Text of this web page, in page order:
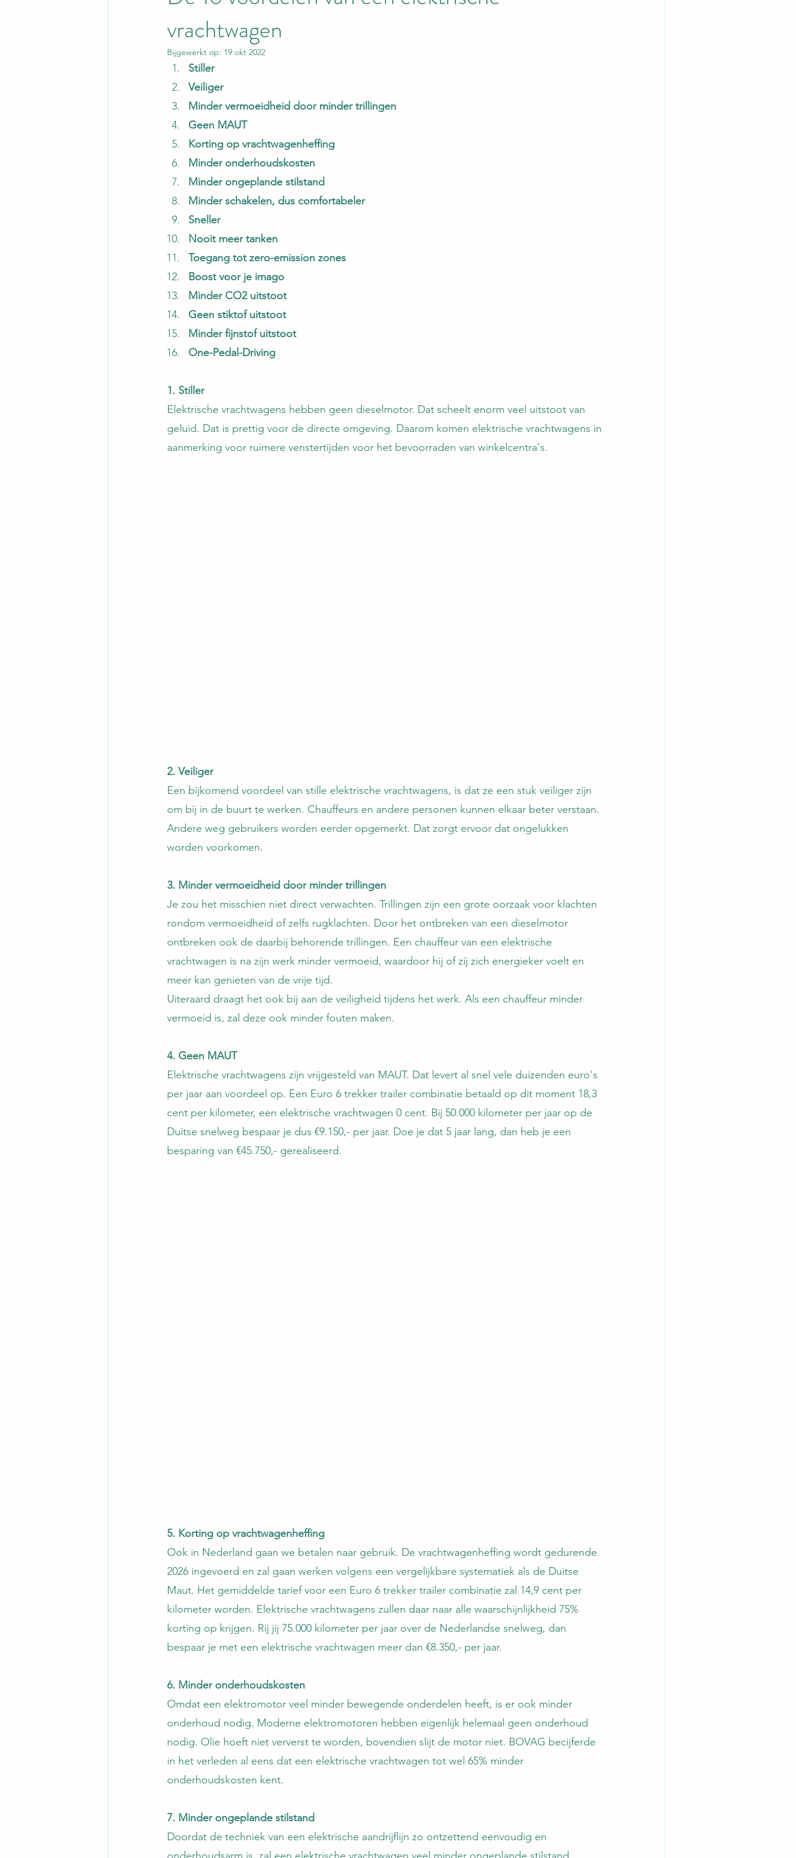
vrachtwagen
Bijgewerkt op: 19 okt 2022
Stiller
Veiliger
Minder vermoeidheid door minder trillingen
Geen MAUT
Korting op vrachtwagenheffing
Minder onderhoudskosten
Minder ongeplande stilstand
Minder schakelen, dus comfortabeler
Sneller
Nooit meer tanken
Toegang tot zero-emission zones
Boost voor je imago
Minder CO2 uitstoot
Geen stiktof uitstoot
Minder fijnstof uitstoot
One-Pedal-Driving
1. Stiller
Elektrische vrachtwagens hebben geen dieselmotor. Dat scheelt enorm veel uitstoot van
geluid. Dat is prettig voor de directe omgeving. Daarom komen elektrische vrachtwagens in
aanmerking voor ruimere venstertijden voor het bevoorraden van winkelcentra's.
2. Veiliger
Een bijkomend voordeel van stille elektrische vrachtwagens, is dat ze een stuk veiliger zijn
om bij in de buurt te werken. Chauffeurs en andere personen kunnen elkaar beter verstaan.
Andere weg gebruikers worden eerder opgemerkt. Dat zorgt ervoor dat ongelukken
worden voorkomen.
3. Minder vermoeidheid door minder trillingen
Je zou het misschien niet direct verwachten. Trillingen zijn een grote oorzaak voor klachten
rondom vermoeidheid of zelfs rugklachten. Door het ontbreken van een dieselmotor
ontbreken ook de daarbij behorende trillingen. Een chauffeur van een elektrische
vrachtwagen is na zijn werk minder vermoeid, waardoor hij of zij zich energieker voelt en
meer kan genieten van de vrije tijd.
Uiteraard draagt het ook bij aan de veiligheid tijdens het werk. Als een chauffeur minder
vermoeid is, zal deze ook minder fouten maken.
4. Geen MAUT
Elektrische vrachtwagens zijn vrijgesteld van MAUT. Dat levert al snel vele duizenden euro's
per jaar aan voordeel op. Een Euro 6 trekker trailer combinatie betaald op dit moment 18,3
cent per kilometer, een elektrische vrachtwagen 0 cent. Bij 50.000 kilometer per jaar op de
Duitse snelweg bespaar je dus €9.150,- per jaar. Doe je dat 5 jaar lang, dan heb je een
besparing van €45.750,- gerealiseerd.
5. Korting op vrachtwagenheffing
Ook in Nederland gaan we betalen naar gebruik. De vrachtwagenheffing wordt gedurende
2026 ingevoerd en zal gaan werken volgens een vergelijkbare systematiek als de Duitse
Maut. Het gemiddelde tarief voor een Euro 6 trekker trailer combinatie zal 14,9 cent per
kilometer worden. Elektrische vrachtwagens zullen daar naar alle waarschijnlijkheid 75%
korting op krijgen. Rij jij 75.000 kilometer per jaar over de Nederlandse snelweg, dan
bespaar je met een elektrische vrachtwagen meer dan €8.350,- per jaar.
6. Minder onderhoudskosten
Omdat een elektromotor veel minder bewegende onderdelen heeft, is er ook minder
onderhoud nodig. Moderne elektromotoren hebben eigenlijk helemaal geen onderhoud
nodig. Olie hoeft niet ververst te worden, bovendien slijt de motor niet. BOVAG becijferde
in het verleden al eens dat een elektrische vrachtwagen tot wel 65% minder
onderhoudskosten kent.
7. Minder ongeplande stilstand
Doordat de techniek van een elektrische aandrijflijn zo ontzettend eenvoudig en